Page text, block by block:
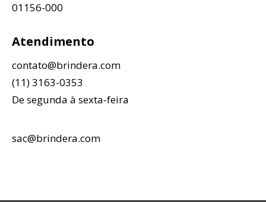
01156-000
Atendimento
contato@brindera.com
(11) 3163-0353
De segunda à sexta-feira
sac@brindera.com